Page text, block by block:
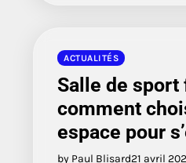
ACTUALITÉS
Salle de sport
comment
espace pour
by Paul Blisard21 avril